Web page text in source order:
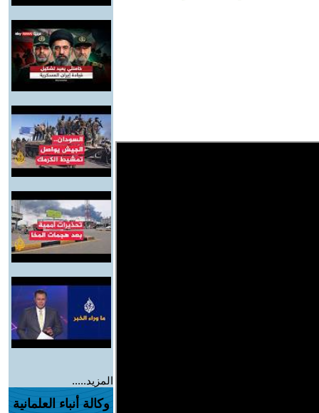
المزيد.....
وكالة أنباء العلمانية